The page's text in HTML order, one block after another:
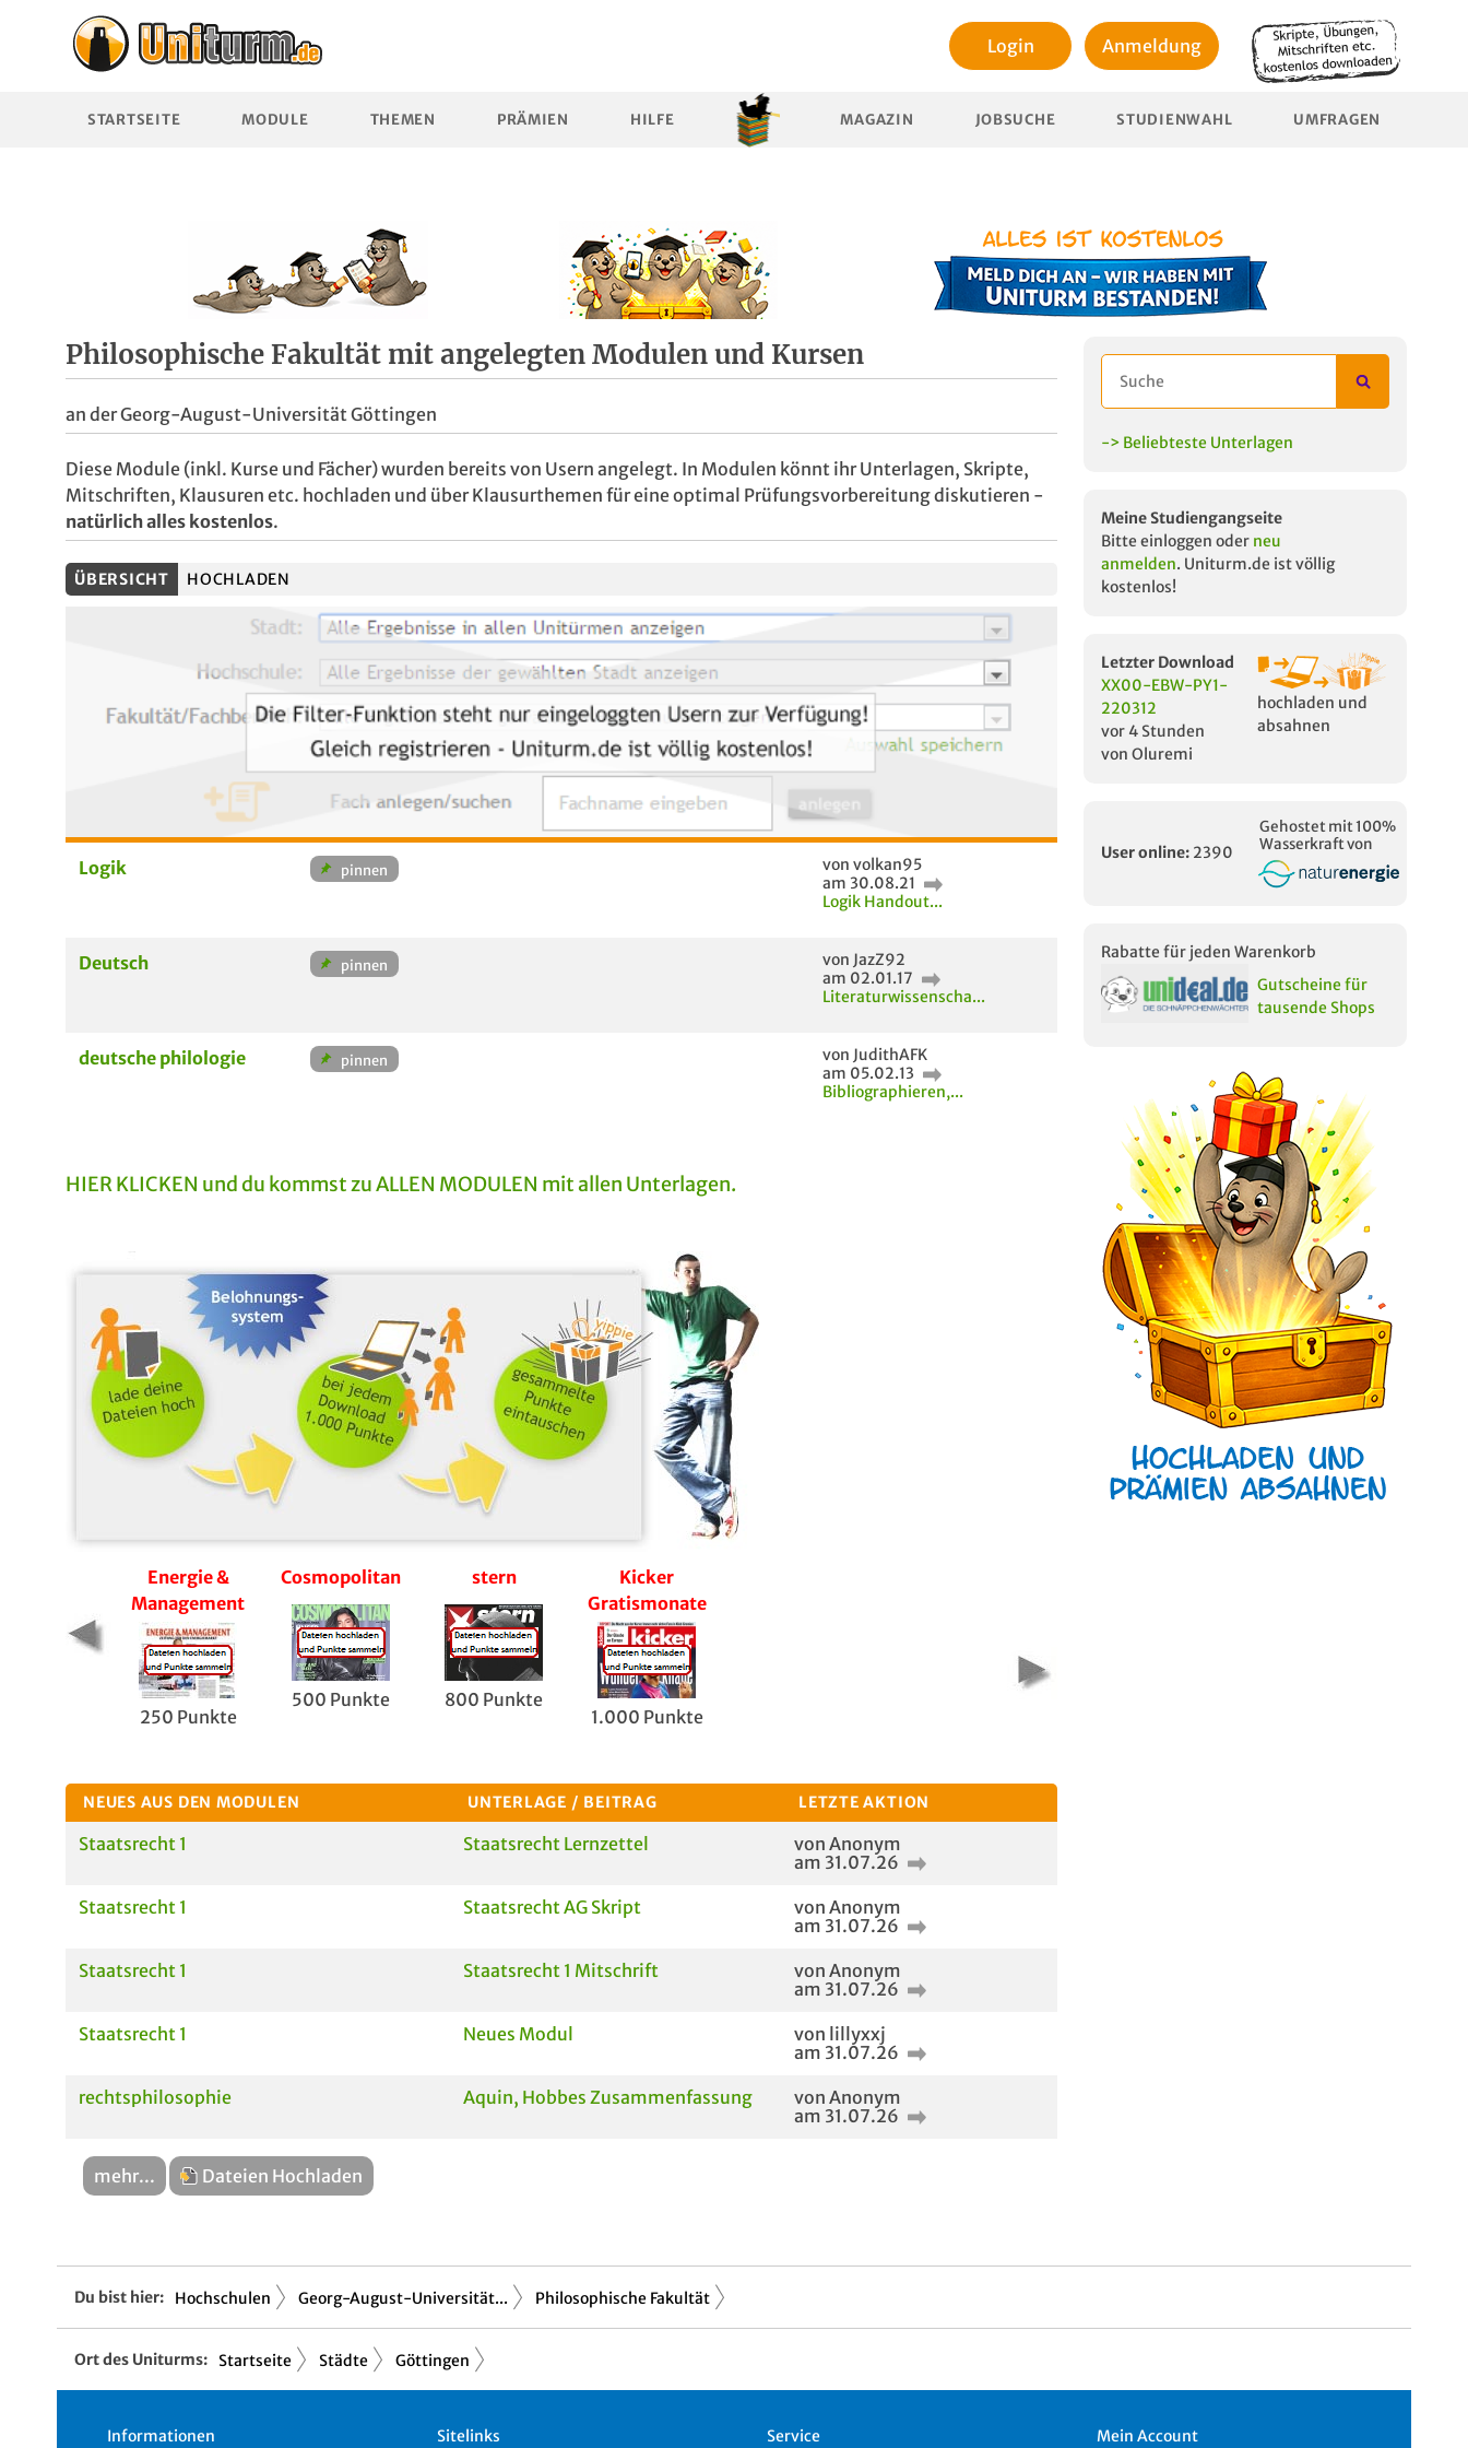
Login Anmeldung
STARTSEITE MODULE THEMEN PRÄMIEN HILFE MAGAZIN JOBSUCHE STUDIENWAHL UMFRAGEN
Philosophische Fakultät mit angelegten Modulen und Kursen
an der Georg-August-Universität Göttingen
Diese Module (inkl. Kurse und Fächer) wurden bereits von Usern angelegt. In Modulen könnt ihr Unterlagen, Skripte,
Mitschriften, Klausuren etc. hochladen und über Klausurthemen für eine optimal Prüfungsvorbereitung diskutieren -
natürlich alles kostenlos.
ÜBERSICHT HOCHLADEN
Logik
von volkan95
am 30.08.21
Logik Handout...
Deutsch
von JazZ92
am 02.01.17
Literaturwissenscha...
deutsche philologie
von JudithAFK
am 05.02.13
Bibliographieren,...
HIER KLICKEN und du kommst zu ALLEN MODULEN mit allen Unterlagen.
Energie &
Management
250 Punkte
Cosmopolitan
500 Punkte
stern
800 Punkte
Kicker
Gratismonate
1.000 Punkte
NEUES AUS DEN MODULEN UNTERLAGE / BEITRAG LETZTE AKTION
Staatsrecht 1 Staatsrecht Lernzettel
von Anonym
am 31.07.26
Staatsrecht 1 Staatsrecht AG Skript
von Anonym
am 31.07.26
Staatsrecht 1 Staatsrecht 1 Mitschrift
von Anonym
am 31.07.26
Staatsrecht 1 Neues Modul
von lillyxxj
am 31.07.26
rechtsphilosophie Aquin, Hobbes Zusammenfassung
von Anonym
am 31.07.26
mehr... Dateien Hochladen
-> Beliebteste Unterlagen
Meine Studiengangseite
Bitte einloggen oder neu
anmelden. Uniturm.de ist völlig
kostenlos!
Letzter Download
XX00-EBW-PY1-
220312
vor 4 Stunden
von Oluremi
hochladen und
absahnen
User online: 2390
Gehostet mit 100%
Wasserkraft von
Rabatte für jeden Warenkorb
Gutscheine für
tausende Shops
Du bist hier: Hochschulen Georg-August-Universität... Philosophische Fakultät
Ort des Uniturms: Startseite Städte Göttingen
Informationen Sitelinks Service Mein Account